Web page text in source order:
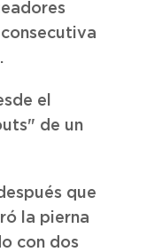
el
de un
que
la pierna
con dos